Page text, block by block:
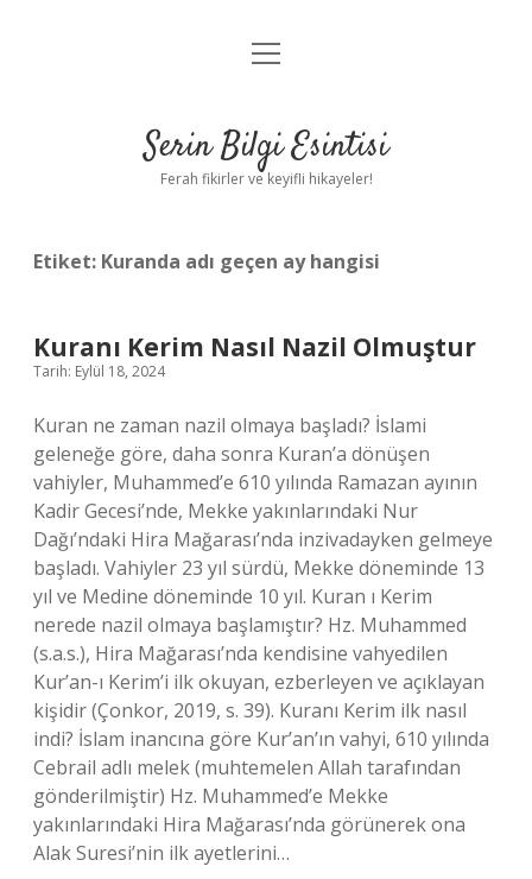
Anasayfa
Yasal Uyarı
menüyü
Serin Bilgi Esintisi
Ferah fikirler ve keyifli hikayeler!
Etiket: Kuranda adı geçen ay hangisi
Kuranı Kerim Nasıl Nazil Olmuştur
Tarih: Eylül 18, 2024
Kuran ne zaman nazil olmaya başladı? İslami
geleneğe göre, daha sonra Kuran’a dönüşen
vahiyler, Muhammed’e 610 yılında Ramazan ayının
Kadir Gecesi’nde, Mekke yakınlarındaki Nur
Dağı’ndaki Hira Mağarası’nda inzivadayken gelmeye
başladı. Vahiyler 23 yıl sürdü, Mekke döneminde 13
yıl ve Medine döneminde 10 yıl. Kuran ı Kerim
nerede nazil olmaya başlamıştır? Hz. Muhammed
(s.a.s.), Hira Mağarası’nda kendisine vahyedilen
Kur’an-ı Kerim’i ilk okuyan, ezberleyen ve açıklayan
kişidir (Çonkor, 2019, s. 39). Kuranı Kerim ilk nasıl
indi? İslam inancına göre Kur’an’ın vahyi, 610 yılında
Cebrail adlı melek (muhtemelen Allah tarafından
gönderilmiştir) Hz. Muhammed’e Mekke
yakınlarındaki Hira Mağarası’nda görünerek ona
Alak Suresi’nin ilk ayetlerini…